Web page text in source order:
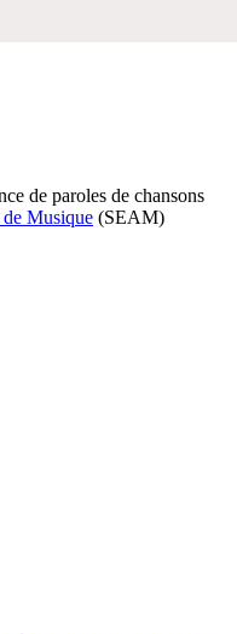
de paroles de chansons
de Musique (SEAM)